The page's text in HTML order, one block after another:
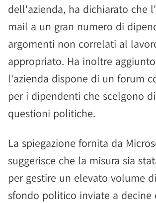
dell'azienda, ha dichiarato che
mail a un gran numero di
argomenti non correlati al
appropriato. Ha inoltre
l'azienda dispone di un forum
per i dipendenti che scelgono
questioni politiche.
La spiegazione fornita da
suggerisce che la misura sia
per gestire un elevato volume
sfondo politico inviate a decine